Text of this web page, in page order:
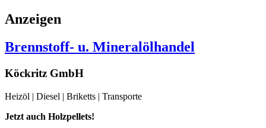
Anzeigen
Brennstoff- u. Mineralölhandel
Köckritz GmbH
Heizöl | Diesel | Briketts | Transporte
Jetzt auch Holzpellets!